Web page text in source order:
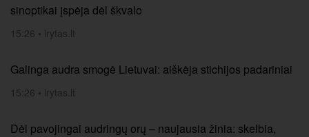
sinoptikai įspėja dėl škvalo
15:26 • lrytas.lt
Galinga audra smogė Lietuvai: aiškėja stichijos padariniai
15:26 • lrytas.lt
Dėl pavojingai audringų orų – naujausia žinia: skelbia,